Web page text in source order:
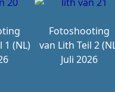
1 (NL)
Fotoshooting
van Lith Teil 2
Juli 2026